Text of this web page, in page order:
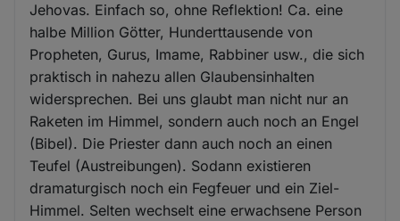
Jehovas. Einfach so, ohne Reflektion! Ca. eine
halbe Million Götter, Hunderttausende von
Propheten, Gurus, Imame, Rabbiner usw., die sich
praktisch in nahezu allen Glaubensinhalten
widersprechen. Bei uns glaubt man nicht nur an
Raketen im Himmel, sondern auch noch an Engel
(Bibel). Die Priester dann auch noch an einen
Teufel (Austreibungen). Sodann existieren
dramaturgisch noch ein Fegfeuer und ein Ziel-
Himmel. Selten wechselt eine erwachsene Person